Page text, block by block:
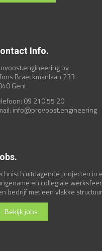
Info.
bv
Braeckmanlaan 233
Gent
09 210 55 20
info@provoost.engineering
uitdagende projecten in
en collegiale
bedrijf met een vlakke
Bekijk jobs